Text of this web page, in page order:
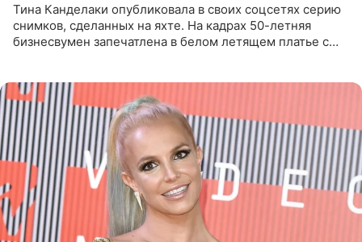
Тина Канделаки опубликовала в своих соцсетях серию
снимков, сделанных на яхте. На кадрах 50-летняя
бизнесвумен запечатлена в белом летящем платье с